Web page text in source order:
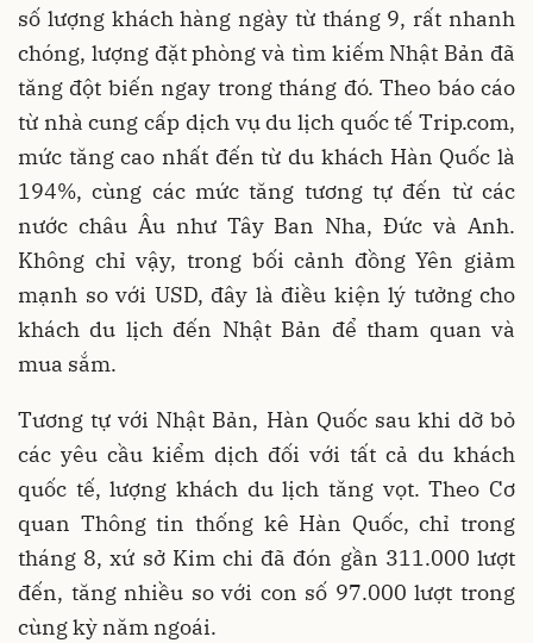
số lượng khách hàng ngày từ tháng 9, rất nhanh
chóng, lượng đặt phòng và tìm kiếm Nhật Bản đã
tăng đột biến ngay trong tháng đó. Theo báo cáo
từ nhà cung cấp dịch vụ du lịch quốc tế Trip.com,
mức tăng cao nhất đến từ du khách Hàn Quốc là
194%, cùng các mức tăng tương tự đến từ các
nước châu Âu như Tây Ban Nha, Đức và Anh.
Không chỉ vậy, trong bối cảnh đồng Yên giảm
mạnh so với USD, đây là điều kiện lý tưởng cho
khách du lịch đến Nhật Bản để tham quan và
mua sắm.
Tương tự với Nhật Bản, Hàn Quốc sau khi dỡ bỏ
các yêu cầu kiểm dịch đối với tất cả du khách
quốc tế, lượng khách du lịch tăng vọt. Theo Cơ
quan Thông tin thống kê Hàn Quốc, chỉ trong
tháng 8, xứ sở Kim chi đã đón gần 311.000 lượt
đến, tăng nhiều so với con số 97.000 lượt trong
cùng kỳ năm ngoái.